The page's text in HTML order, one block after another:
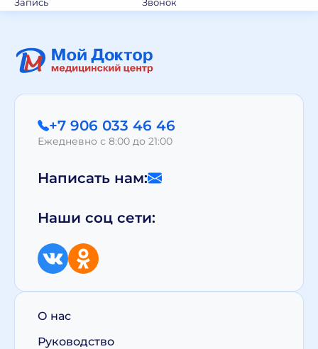
+7 906 033 46 46
Ежедневно с 8:00 до 21:00
Написать нам:
Наши соц сети:
О нас
Руководство